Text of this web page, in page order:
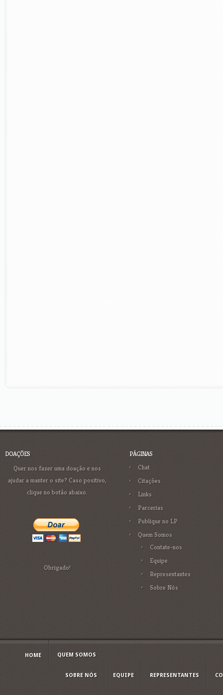
DOAÇÕES
Quer nos fazer uma doação e nos
ajudar a manter o site? Caso positivo,
clique no botão abaixo.
Obrigado!
PÁGINAS
Chat
Citações
Links
Parcerias
Publique no LP
Quem Somos
Contate-nos
Equipe
Representantes
Sobre Nós
HOME QUEM SOMOS
SOBRE NÓS EQUIPE REPRESENTANTES